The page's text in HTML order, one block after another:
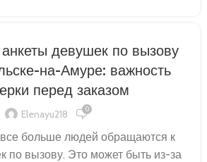
девушек по вызову
на-Амуре: важность
перед заказом
Elenayu218 0
больше людей обращаются к
по вызову. Это может быть из-за